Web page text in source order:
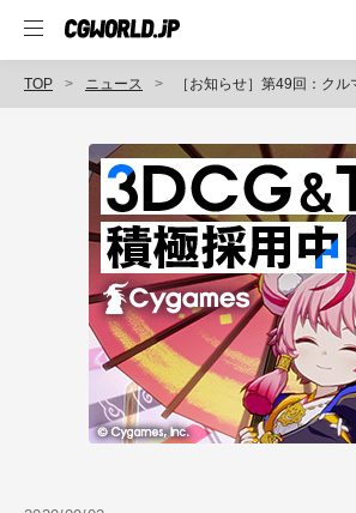
TOP ニュース ［お知らせ］第49回：クルマモデリング（2）～ボディのモデリング（1）～が